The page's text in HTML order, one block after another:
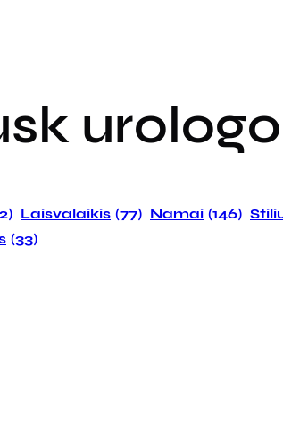
urologo
Laisvalaikis (77) Namai (146)
(33)